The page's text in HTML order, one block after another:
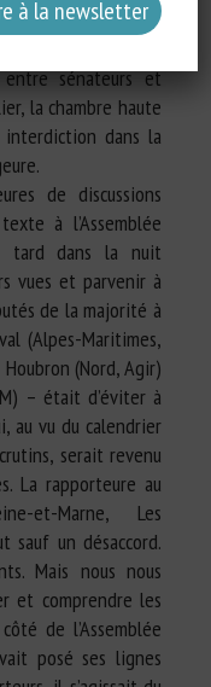
sénateurs et
la chambre haute
dans la
de discussions
à l’Assemblée
tard dans la nuit
vues et parvenir à
de la majorité à
(Alpes-Maritimes,
(Nord, Agir)
– était d’éviter à
au vu du calendrier
serait revenu
La rapporteure au
et-Marne, Les
sauf un désaccord.
Mais nous nous
et comprendre les
de l’Assemblée
posé ses lignes